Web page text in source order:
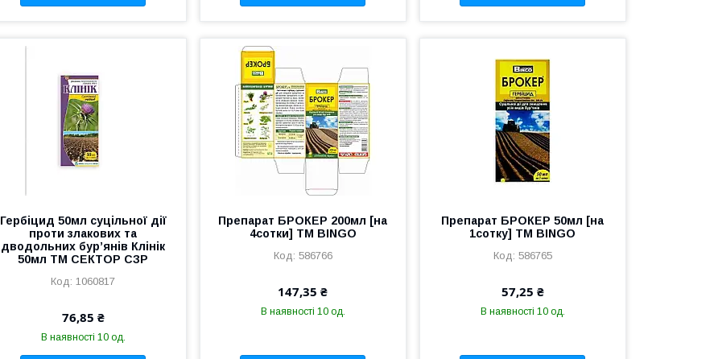
Гербіцид 50мл суцільної дії
проти злакових та
дводольних бур’янів Клінік
50мл ТМ СЕКТОР СЗР
1060817
76,85 ₴
В наявності 10 од.
Препарат БРОКЕР 200мл [на
4сотки] ТМ BINGO
586766
147,35 ₴
В наявності 10 од.
Препарат БРОКЕР 50мл [на
1сотку] ТМ BINGO
586765
57,25 ₴
В наявності 10 од.